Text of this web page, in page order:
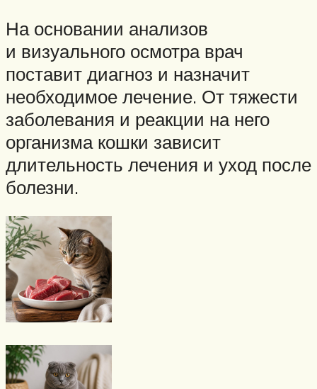
На основании анализов
и визуального осмотра врач
поставит диагноз и назначит
необходимое лечение. От тяжести
заболевания и реакции на него
организма кошки зависит
длительность лечения и уход после
болезни.